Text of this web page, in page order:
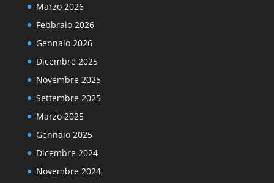
Marzo 2026
Febbraio 2026
Gennaio 2026
Dicembre 2025
Novembre 2025
Settembre 2025
Marzo 2025
Gennaio 2025
Dicembre 2024
Novembre 2024